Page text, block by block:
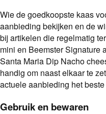
Wie de goedkoopste kaas
aanbieding bekijken en de
bij artikelen die regelmatig
mini en Beemster Signature
Santa Maria Dip Nacho
handig om naast elkaar te
actuele aanbieding het
Gebruik en bewaren